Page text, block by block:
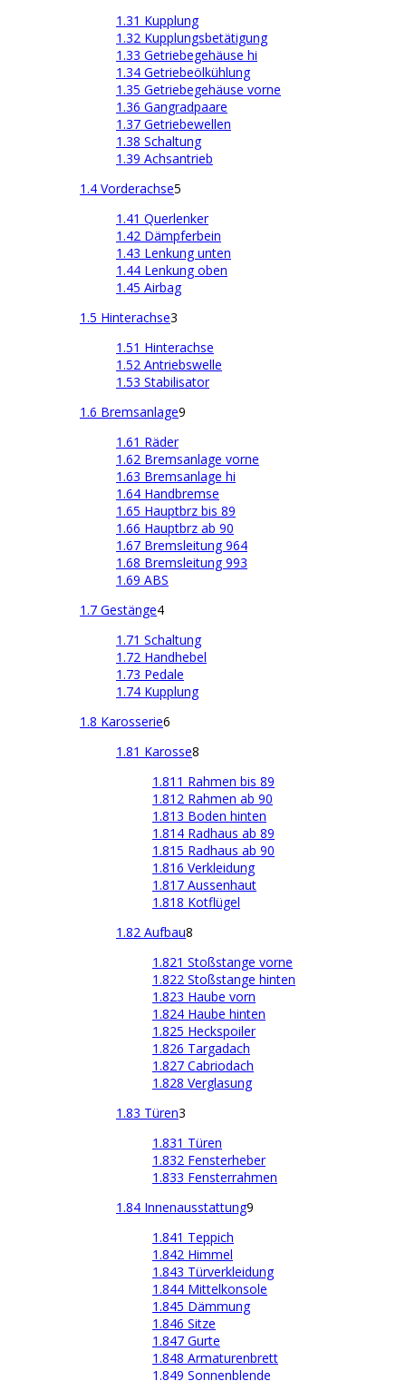
1.31 Kupplung
1.32 Kupplungsbetätigung
1.33 Getriebegehäuse hi
1.34 Getriebeölkühlung
1.35 Getriebegehäuse vorne
1.36 Gangradpaare
1.37 Getriebewellen
1.38 Schaltung
1.39 Achsantrieb
1.4 Vorderachse5
1.41 Querlenker
1.42 Dämpferbein
1.43 Lenkung unten
1.44 Lenkung oben
1.45 Airbag
1.5 Hinterachse3
1.51 Hinterachse
1.52 Antriebswelle
1.53 Stabilisator
1.6 Bremsanlage9
1.61 Räder
1.62 Bremsanlage vorne
1.63 Bremsanlage hi
1.64 Handbremse
1.65 Hauptbrz bis 89
1.66 Hauptbrz ab 90
1.67 Bremsleitung 964
1.68 Bremsleitung 993
1.69 ABS
1.7 Gestänge4
1.71 Schaltung
1.72 Handhebel
1.73 Pedale
1.74 Kupplung
1.8 Karosserie6
1.81 Karosse8
1.811 Rahmen bis 89
1.812 Rahmen ab 90
1.813 Boden hinten
1.814 Radhaus ab 89
1.815 Radhaus ab 90
1.816 Verkleidung
1.817 Aussenhaut
1.818 Kotflügel
1.82 Aufbau8
1.821 Stoßstange vorne
1.822 Stoßstange hinten
1.823 Haube vorn
1.824 Haube hinten
1.825 Heckspoiler
1.826 Targadach
1.827 Cabriodach
1.828 Verglasung
1.83 Türen3
1.831 Türen
1.832 Fensterheber
1.833 Fensterrahmen
1.84 Innenausstattung9
1.841 Teppich
1.842 Himmel
1.843 Türverkleidung
1.844 Mittelkonsole
1.845 Dämmung
1.846 Sitze
1.847 Gurte
1.848 Armaturenbrett
1.849 Sonnenblende